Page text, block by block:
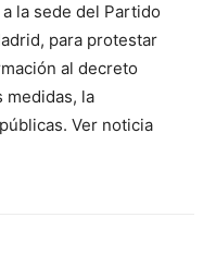
la sede del Partido
para protestar
al decreto
medidas, la
Ver noticia